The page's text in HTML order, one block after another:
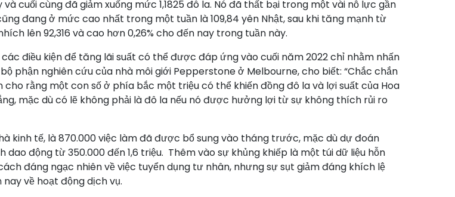
cuối cùng đã giảm xuống mức 1,1825 đô la. Nó đã thất bại trong một vài nỗ lực gần
đang ở mức cao nhất trong một tuần là 109,84 yên Nhật, sau khi tăng mạnh từ
lên 92,316 và cao hơn 0,26% cho đến nay trong tuần này.
điều kiện để tăng lãi suất có thể được đáp ứng vào cuối năm 2022 chỉ nhằm nhấn
phận nghiên cứu của nhà môi giới Pepperstone ở Melbourne, cho biết: “Chắc chắn
rằng một con số ở phía bắc một triệu có thể khiến đồng đô la và lợi suất của Hoa
mặc dù có lẽ không phải là đô la nếu nó được hưởng lợi từ sự không thích rủi ro
kinh tế, là 870.000 việc làm đã được bổ sung vào tháng trước, mặc dù dự đoán
động từ 350.000 đến 1,6 triệu. Thêm vào sự khủng khiếp là một túi dữ liệu hỗn
đáng ngạc nhiên về việc tuyển dụng tư nhân, nhưng sự sụt giảm đáng khích lệ
về hoạt động dịch vụ.